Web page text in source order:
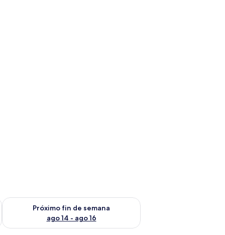
semana ago 7 - ago 9
Próximo fin de semana
ago 14 - ago 16
Consulta la disponibilidad para el próximo fin de semana ago